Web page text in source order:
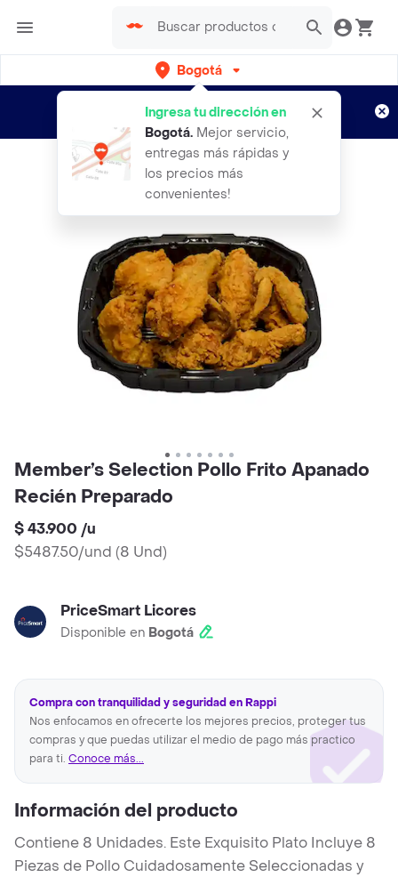
Bogotá
Ingresa tu dirección en
Bogotá. Mejor servicio,
entregas más rápidas y
los precios más
convenientes!
envíos gratis por semanas
Aplican TyC
Member’s Selection Pollo Frito Apanado
Recién Preparado
$ 43.900 /u
$5487.50/und (8 Und)
PriceSmart Licores
Disponible en Bogotá
Compra con tranquilidad y seguridad en Rappi
Nos enfocamos en ofrecerte los mejores precios, proteger tus
compras y que puedas utilizar el medio de pago más practico
para ti. Conoce más...
Información del producto
Contiene 8 Unidades. Este Exquisito Plato Incluye 8
Piezas de Pollo Cuidadosamente Seleccionadas y